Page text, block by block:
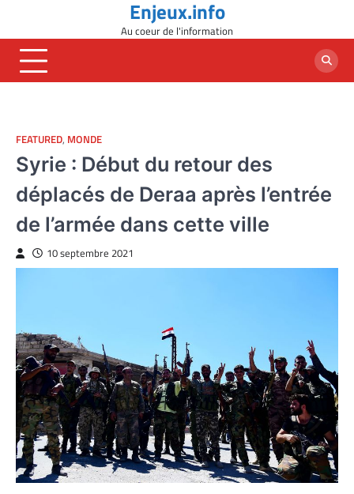
content
Enjeux.info
Au coeur de l'information
FEATURED, MONDE
Syrie : Début du retour des
déplacés de Deraa après l’entrée
de l’armée dans cette ville
10 septembre 2021